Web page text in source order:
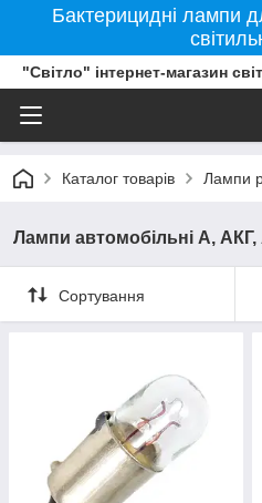
Бактерицидні лампи
"Світло" інтернет-магазин
Каталог товарів Лампи
Лампи автомобільні А,
Сортування